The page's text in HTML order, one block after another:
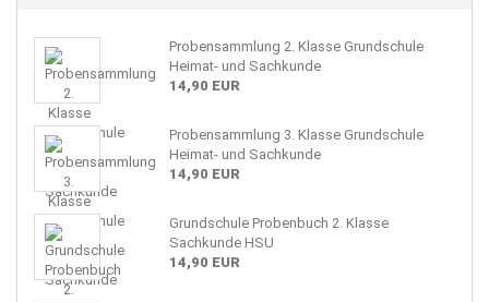
Probensammlung 2. Klasse Grundschule
Heimat- und Sachkunde
14,90 EUR
Probensammlung 3. Klasse Grundschule
Heimat- und Sachkunde
14,90 EUR
Grundschule Probenbuch 2. Klasse
Sachkunde HSU
14,90 EUR